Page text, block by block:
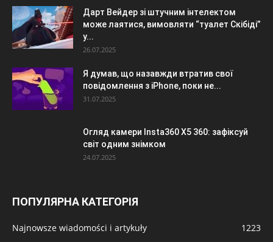
Дарт Вейдер зі штучним інтелектом
може лаятися, вимовляти “туалет Скібіді”
у...
26.07.2025
Я думав, що назавжди втратив свої
повідомлення з iPhone, поки не...
31.07.2025
Огляд камери Insta360 X5 360: зафіксуй
світ одним знімком
24.07.2025
ПОПУЛЯРНА КАТЕГОРІЯ
Najnowsze wiadomości i artykuły 1223